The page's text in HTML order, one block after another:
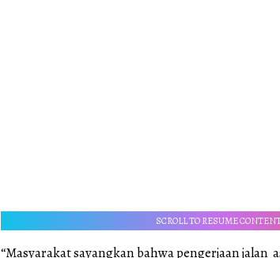
SCROLL TO RESUME
“Masyarakat sayangkan bahwa pengerjaan jalan